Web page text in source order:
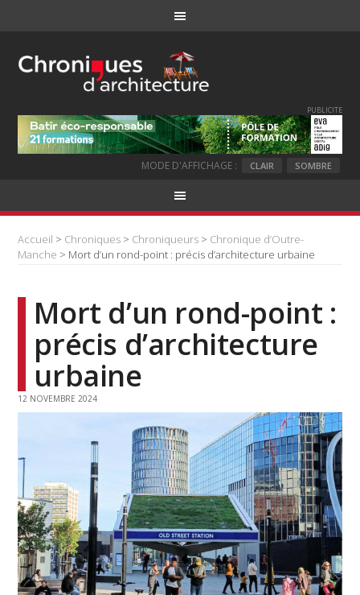
PUBLICITE
MODE D'AFFICHAGE : CLAIR SOMBRE
Accueil > Chroniques > Chroniqueurs > Chronique d’Outre-
Manche > Mort d’un rond-point : précis d’architecture urbaine
Mort d’un rond-point :
précis d’architecture
urbaine
12 NOVEMBRE 2024